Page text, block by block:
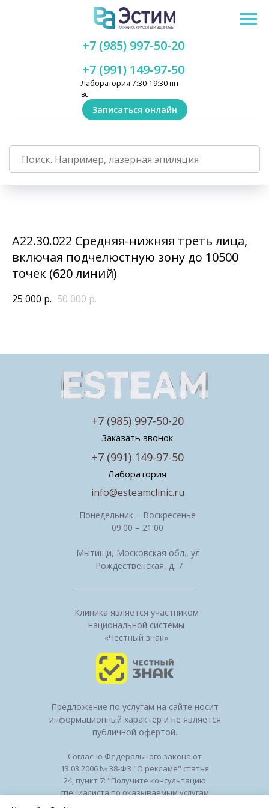
Лаборатория 7:30-19:30 пн-
вс
+7 (991) 149-97-50
+7 (985) 997-50-20
Записаться онлайн
А22.30.022 Средняя-нижняя треть лица,
включая подчелюстную зону до 10500
точек (620 линий)
25 000 р. 50 000р.
Клиника является участником
национальной системы
«Честный знак»
Понедельник – Воскресенье
09:00 – 21:00
Мытищи, Московская обл., ул.
Рождественская, д. 7
Заказать звонок
Лаборатория
info@esteamclinic.ru
+7 (991) 149-97-50
+7 (985) 997-50-20
Предложение по услугам на сайте носит
информационный характер и не является
публичной офертой.
Согласно Федерального закона от
13.03.2006 № 38-ФЗ "О рекламе" статья
24, пункт 7: "Получите консультацию
специалиста по оказываемым услугам